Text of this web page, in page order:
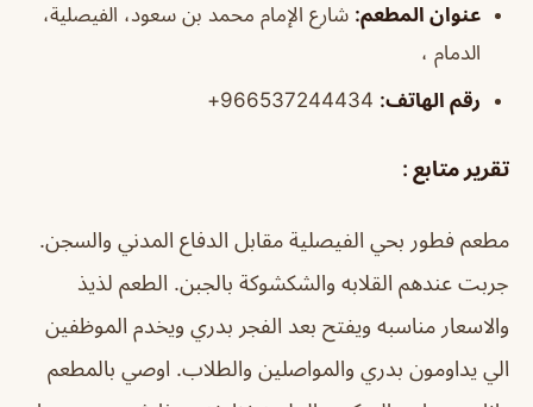
عنوان المطعم: شارع الإمام محمد بن سعود، الفيصلية،
الدمام ،
رقم الهاتف:
تقرير متابع :
مطعم فطور بحي الفيصلية مقابل الدفاع المدني والسجن.
جربت عندهم القلابه والشكشوكة بالجبن. الطعم لذيذ
والاسعار مناسبه ويفتح بعد الفجر بدري ويخدم الموظفين
الي يداومون بدري والمواصلين والطلاب. اوصي بالمطعم